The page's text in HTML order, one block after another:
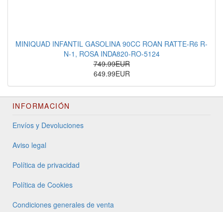
MINIQUAD INFANTIL GASOLINA 90CC ROAN RATTE-R6 R-
N-1, ROSA INDA820-RO-5124
749.99EUR
649.99EUR
INFORMACIÓN
Envíos y Devoluciones
Aviso legal
Política de privacidad
Política de Cookies
Condiciones generales de venta